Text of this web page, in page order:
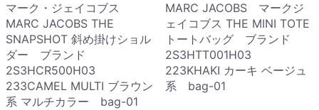
マーク・ジェイコブス
MARC JACOBS THE
SNAPSHOT 斜め掛けショル
ダー ブランド
2S3HCR500H03
233CAMEL MULTI ブラウン
系 マルチカラー bag-01
MARC JACOBS マークジ
ェイコブス THE MINI TOTE
トートバッグ ブランド
2S3HTT001H03
223KHAKI カーキ ベージュ
系 bag-01